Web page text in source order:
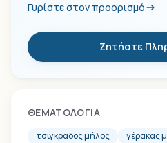
Γυρίστε στον προορισμό
Ζητήστε
ΘΕΜΑΤΟΛΟΓΊΑ
τσιγκράδος μήλος
γέρακας